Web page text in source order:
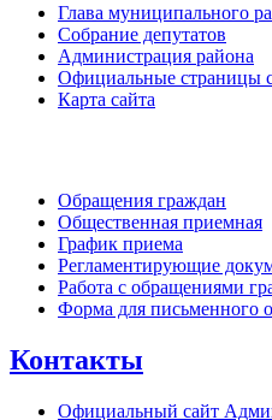
Глава муниципального
Собрание депутатов
Администрация района
Официальные страницы
Карта сайта
Обращения граждан
Общественная приемная
График приема
Регламентирующие
Работа с обращениями
Форма для письменного
Контакты
Официальный сайт